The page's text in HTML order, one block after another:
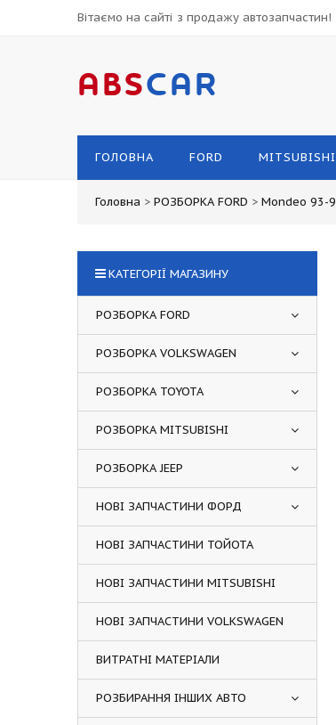
Вітаємо на сайті з продажу автозапчастин!
ABSCAR
ГОЛОВНА FORD MITSUBISHI
Головна > РОЗБОРКА FORD > Mondeo 93-
КАТЕГОРІЇ МАГАЗИНУ
РОЗБОРКА FORD
РОЗБОРКА VOLKSWAGEN
РОЗБОРКА TOYOTA
РОЗБОРКА MITSUBISHI
РОЗБОРКА JEEP
НОВІ ЗАПЧАСТИНИ ФОРД
НОВІ ЗАПЧАСТИНИ ТОЙОТА
НОВІ ЗАПЧАСТИНИ MITSUBISHI
НОВІ ЗАПЧАСТИНИ VOLKSWAGEN
ВИТРАТНІ МАТЕРІАЛИ
РОЗБИРАННЯ ІНШИХ АВТО